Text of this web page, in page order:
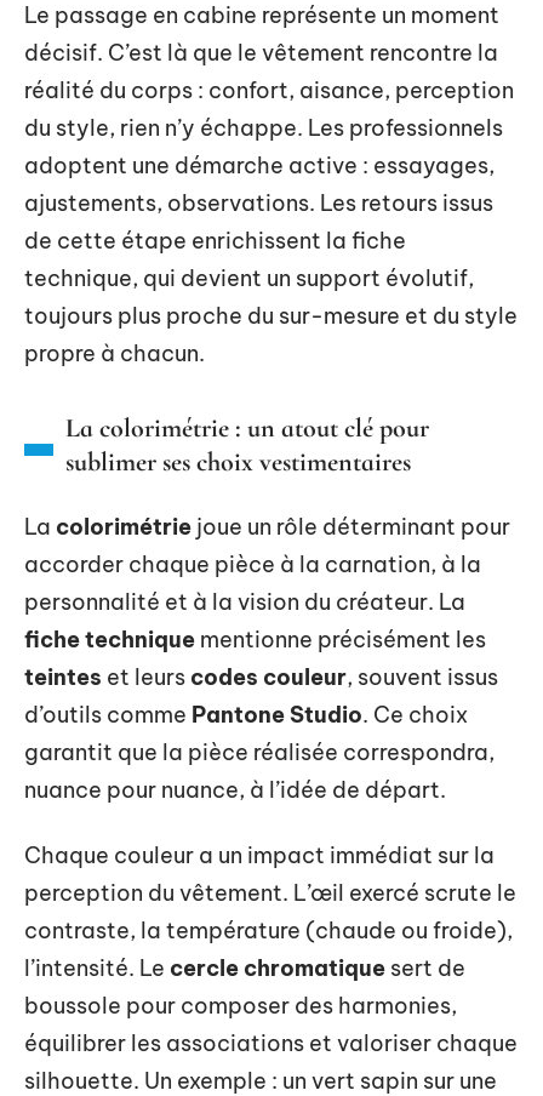
Le passage en cabine représente un moment
décisif. C’est là que le vêtement rencontre la
réalité du corps : confort, aisance, perception
du style, rien n’y échappe. Les professionnels
adoptent une démarche active : essayages,
ajustements, observations. Les retours issus
de cette étape enrichissent la fiche
technique, qui devient un support évolutif,
toujours plus proche du sur-mesure et du style
propre à chacun.
La colorimétrie : un atout clé pour
sublimer ses choix vestimentaires
La colorimétrie joue un rôle déterminant pour
accorder chaque pièce à la carnation, à la
personnalité et à la vision du créateur. La
fiche technique mentionne précisément les
teintes et leurs codes couleur, souvent issus
d’outils comme Pantone Studio. Ce choix
garantit que la pièce réalisée correspondra,
nuance pour nuance, à l’idée de départ.
Chaque couleur a un impact immédiat sur la
perception du vêtement. L’œil exercé scrute le
contraste, la température (chaude ou froide),
l’intensité. Le cercle chromatique sert de
boussole pour composer des harmonies,
équilibrer les associations et valoriser chaque
silhouette. Un exemple : un vert sapin sur une